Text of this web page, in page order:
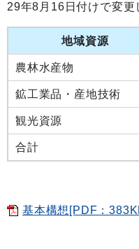
29年8月16日付けで変更
地域資源
農林水産物
鉱工業品・産地技術
観光資源
合計
基本構想[PDF：